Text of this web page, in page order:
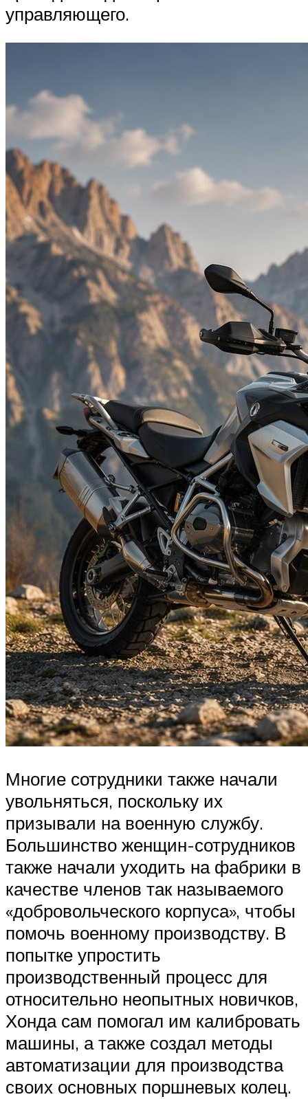
управляющего.
Многие сотрудники также начали
увольняться, поскольку их
призывали на военную службу.
Большинство женщин-сотрудников
также начали уходить на фабрики в
качестве членов так называемого
«добровольческого корпуса», чтобы
помочь военному производству. В
попытке упростить
производственный процесс для
относительно неопытных новичков,
Хонда сам помогал им калибровать
машины, а также создал методы
автоматизации для производства
своих основных поршневых колец.